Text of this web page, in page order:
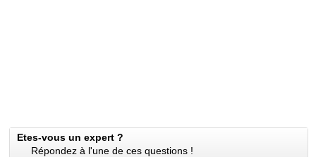
Etes-vous un expert ?
Répondez à l'une de ces questions !